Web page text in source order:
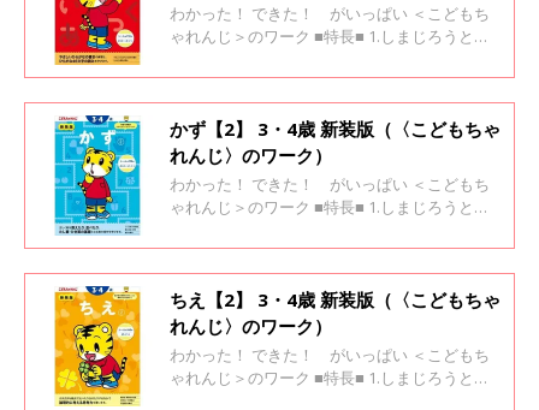
わかった！ できた！ がいっぱい ＜こどもち
ゃれんじ＞のワーク ■特長■ 1.しまじろうと一
場面がいっぱい 3.「わかった！」「できた！」
が自信になります
かず【2】 3・4歳 新装版（〈こどもちゃ
れんじ〉のワーク）
わかった！ できた！ がいっぱい ＜こどもち
ゃれんじ＞のワーク ■特長■ 1.しまじろうと一
場面がいっぱい 3.「わかった！」「できた！」
が自信になります
ちえ【2】 3・4歳 新装版（〈こどもちゃ
れんじ〉のワーク）
わかった！ できた！ がいっぱい ＜こどもち
ゃれんじ＞のワーク ■特長■ 1.しまじろうと一